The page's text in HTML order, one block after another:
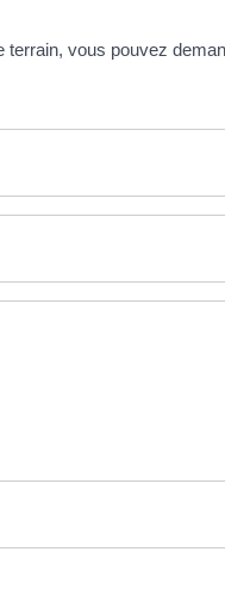
terrain, vous pouvez